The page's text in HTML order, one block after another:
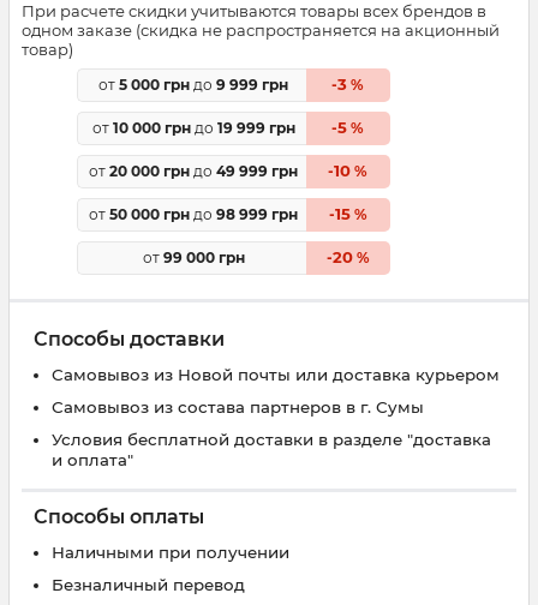
При расчете скидки учитываются товары всех брендов в
одном заказе (скидка не распространяется на акционный
товар)
от 5 000 грн до 9 999 грн -3 %
от 10 000 грндо 19 999 грн -5 %
от 20 000 грн до 49 999 грн -10 %
от 50 000 грн до 98 999 грн -15%
от 99 000 грн -20%
Способы доставки
Самовывоз из Новой почты или доставка курьером
Самовывоз из состава партнеров в г. Сумы
Условия бесплатной доставки в разделе "доставка
и оплата"
Способы оплаты
Наличными при получении
Безналичный перевод